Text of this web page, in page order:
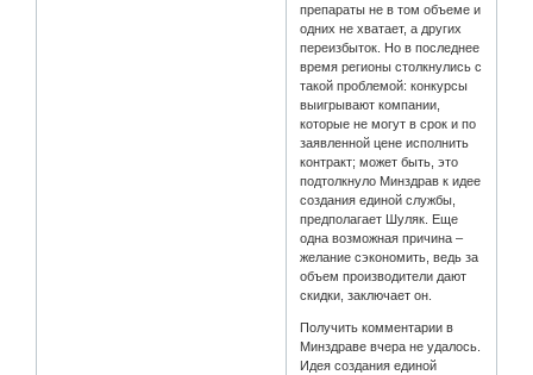
препараты не в том объеме и
одних не хватает, а других
переизбыток. Но в последнее
время регионы столкнулись с
такой проблемой: конкурсы
выигрывают компании,
которые не могут в срок и по
заявленной цене исполнить
контракт; может быть, это
подтолкнуло Минздрав к идее
создания единой службы,
предполагает Шуляк. Еще
одна возможная причина –
желание сэкономить, ведь за
объем производители дают
скидки, заключает он.
Получить комментарии в
Минздраве вчера не удалось.
Идея создания единой